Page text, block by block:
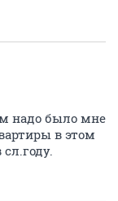
надо было мне
в этом